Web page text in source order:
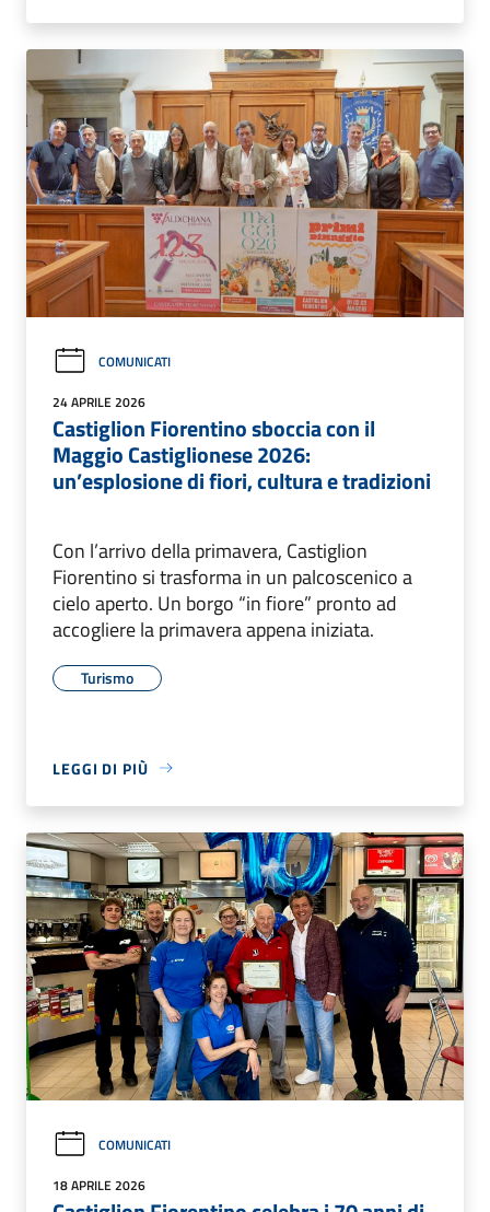
COMUNICATI
24 APRILE 2026
Castiglion Fiorentino sboccia con il
Maggio Castiglionese 2026:
un’esplosione di fiori, cultura e tradizioni
​Con l’arrivo della primavera, Castiglion
Fiorentino si trasforma in un palcoscenico a
cielo aperto. Un borgo “in fiore” pronto ad
accogliere la primavera appena iniziata.
Turismo
LEGGI DI PIÙ
COMUNICATI
18 APRILE 2026